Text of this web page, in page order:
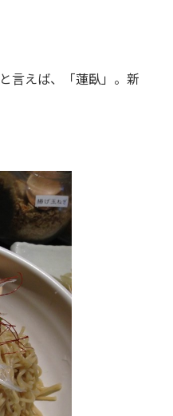
言えば、「蓮臥」。新